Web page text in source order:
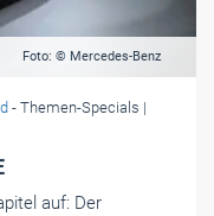
Foto: © Mercedes-Benz
- Themen-Specials |
auf: Der